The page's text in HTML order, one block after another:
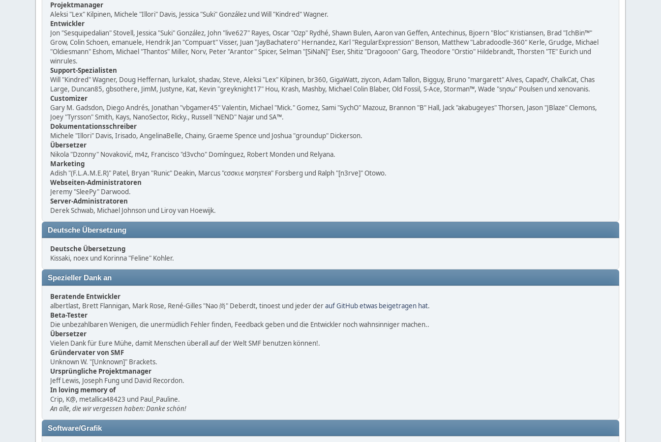
Projektmanager
Aleksi "Lex" Kilpinen, Michele "Illori" Davis, Jessica "Suki" González und Will "Kindred" Wagner.
Entwickler
Jon "Sesquipedalian" Stovell, Jessica "Suki" González, John "live627" Rayes, Oscar "Ozp" Rydhé, Shawn Bulen, Aaron van Geffen, Antechinus, Bjoern "Bloc" Kristiansen, Brad "IchBin™"
Grow, Colin Schoen, emanuele, Hendrik Jan "Compuart" Visser, Juan "JayBachatero" Hernandez, Karl "RegularExpression" Benson, Matthew "Labradoodle-360" Kerle, Grudge, Michael
"Oldiesmann" Eshom, Michael "Thantos" Miller, Norv, Peter "Arantor" Spicer, Selman "[SiNaN]" Eser, Shitiz "Dragooon" Garg, Theodore "Orstio" Hildebrandt, Thorsten "TE" Eurich und
winrules.
Support-Spezialisten
Will "Kindred" Wagner, Doug Heffernan, lurkalot, shadav, Steve, Aleksi "Lex" Kilpinen, br360, GigaWatt, ziycon, Adam Tallon, Bigguy, Bruno "margarett" Alves, CapadY, ChalkCat, Chas
Large, Duncan85, gbsothere, JimM, Justyne, Kat, Kevin "greyknight17" Hou, Krash, Mashby, Michael Colin Blaber, Old Fossil, S-Ace, Storman™, Wade "sησω" Poulsen und xenovanis.
Customizer
Gary M. Gadsdon, Diego Andrés, Jonathan "vbgamer45" Valentin, Michael "Mick." Gomez, Sami "SychO" Mazouz, Brannon "B" Hall, Jack "akabugeyes" Thorsen, Jason "JBlaze" Clemons,
Joey "Tyrsson" Smith, Kays, NanoSector, Ricky., Russell "NEND" Najar und SA™.
Dokumentationsschreiber
Michele "Illori" Davis, Irisado, AngelinaBelle, Chainy, Graeme Spence und Joshua "groundup" Dickerson.
Übersetzer
Nikola "Dzonny" Novaković, m4z, Francisco "d3vcho" Domínguez, Robert Monden und Relyana.
Marketing
Adish "(F.L.A.M.E.R)" Patel, Bryan "Runic" Deakin, Marcus "cσσкιє мσηѕтєя" Forsberg und Ralph "[n3rve]" Otowo.
Webseiten-Administratoren
Jeremy "SleePy" Darwood.
Server-Administratoren
Derek Schwab, Michael Johnson und Liroy van Hoewijk.
Deutsche Übersetzung
Deutsche Übersetzung
Kissaki, noex und Korinna "Feline" Kohler.
Spezieller Dank an
Beratende Entwickler
albertlast, Brett Flannigan, Mark Rose, René-Gilles "Nao 尚" Deberdt, tinoest und jeder derauf GitHub etwas beigetragen hat.
Beta-Tester
Die unbezahlbaren Wenigen, die unermüdlich Fehler finden, Feedback geben und die Entwickler noch wahnsinniger machen..
Übersetzer
Vielen Dank für Eure Mühe, damit Menschen überall auf der Welt SMF benutzen können!.
Gründervater von SMF
Unknown W. "[Unknown]" Brackets.
Ursprüngliche Projektmanager
Jeff Lewis, Joseph Fung und David Recordon.
In loving memory of
Crip, K@, metallica48423 und Paul_Pauline.
An alle, die wir vergessen haben: Danke schön!
Software/Grafik